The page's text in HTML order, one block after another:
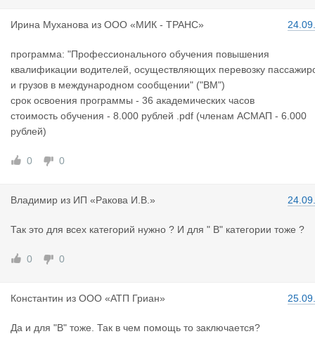
Ирина Муханова из ООО «МИК - ТРАНС»
программа: "Профессионального обучения повышения
квалификации водителей, осуществляющих перевозку
и грузов в международном сообщении" ("ВМ")
срок освоения программы - 36 академических часов
стоимость обучения - 8.000 рублей .pdf (членам АСМАП - 6.000
рублей)
0 0
Владимир из ИП «Ракова И.В.»
Так это для всех категорий нужно ? И для " В" категории тоже ?
0 0
Константин из ООО «АТП Гриан»
Да и для "В" тоже. Так в чем помощь то заключается?